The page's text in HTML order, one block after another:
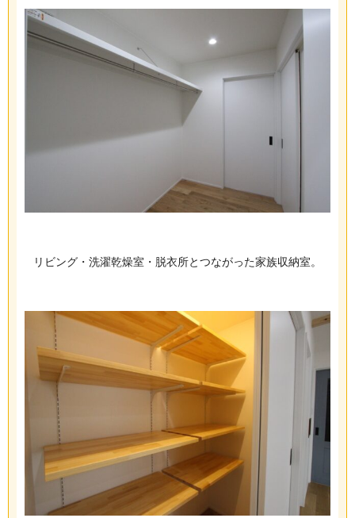
リビング・洗濯乾燥室・脱衣所とつながった家族収納室。